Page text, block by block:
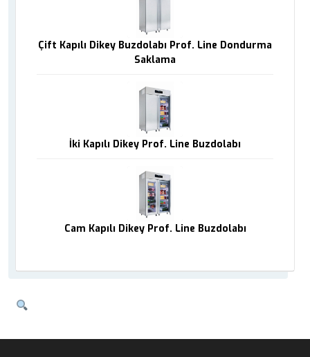
Çift Kapılı Dikey Buzdolabı Prof. Line Dondurma
Saklama
İki Kapılı Dikey Prof. Line Buzdolabı
Cam Kapılı Dikey Prof. Line Buzdolabı